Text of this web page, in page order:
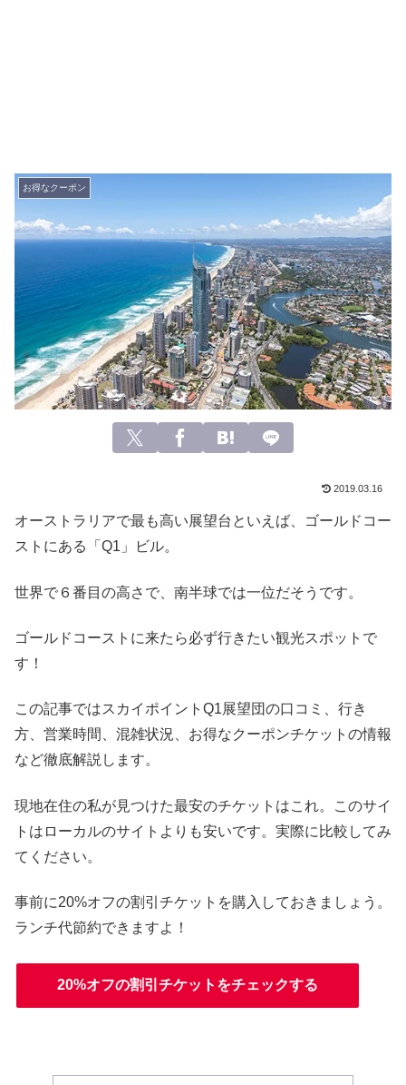
お得なクーポン
2019.03.16
オーストラリアで最も高い展望台といえば、ゴールドコー
ストにある「Q1」ビル。
世界で６番目の高さで、南半球では一位だそうです。
ゴールドコーストに来たら必ず行きたい観光スポットで
す！
この記事ではスカイポイントQ1展望団の口コミ、行き
方、営業時間、混雑状況、お得なクーポンチケットの情報
など徹底解説します。
現地在住の私が見つけた最安のチケットはこれ。このサイ
トはローカルのサイトよりも安いです。実際に比較してみ
てください。
事前に20%オフの割引チケットを購入しておきましょう。
ランチ代節約できますよ！
20%オフの割引チケットをチェックする